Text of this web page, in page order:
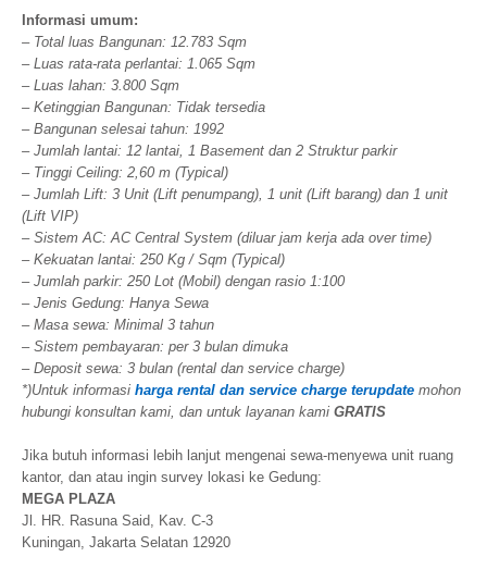
Informasi umum:
– Total luas Bangunan: 12.783 Sqm
– Luas rata-rata perlantai: 1.065 Sqm
– Luas lahan: 3.800 Sqm
– Ketinggian Bangunan: Tidak tersedia
– Bangunan selesai tahun: 1992
– Jumlah lantai: 12 lantai, 1 Basement dan 2 Struktur parkir
– Tinggi Ceiling: 2,60 m (Typical)
– Jumlah Lift: 3 Unit (Lift penumpang), 1 unit (Lift barang) dan 1 unit
(Lift VIP)
– Sistem AC: AC Central System (diluar jam kerja ada over time)
– Kekuatan lantai: 250 Kg / Sqm (Typical)
– Jumlah parkir: 250 Lot (Mobil) dengan rasio 1:100
– Jenis Gedung: Hanya Sewa
– Masa sewa: Minimal 3 tahun
– Sistem pembayaran: per 3 bulan dimuka
– Deposit sewa: 3 bulan (rental dan service charge)
*)Untuk informasi harga rental dan service charge terupdate mohon
hubungi konsultan kami, dan untuk layanan kami GRATIS
Jika butuh informasi lebih lanjut mengenai sewa-menyewa unit ruang
kantor, dan atau ingin survey lokasi ke Gedung:
MEGA PLAZA
Jl. HR. Rasuna Said, Kav. C-3
Kuningan, Jakarta Selatan 12920